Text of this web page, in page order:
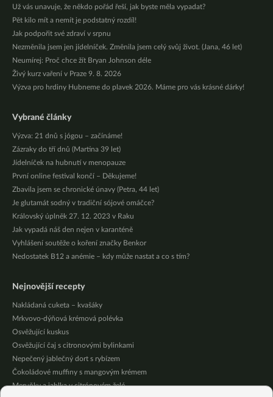
Už vás unavuje, že někdo pořád řeší, jak byste měla vypadat?
Pět kilo mít a nemít je podstatný rozdíl!
Jak podpořit své zdraví v srpnu
Nezměnila jsem jen jídelníček. Změnila jsem celý svůj život. (Jana, 46 let)
Neumírej: Proč chce žít Bryan Johnson déle
Živý kurz vaření v Praze 9. 8. 2026
Výzva pro hrdiny Hubneme do plavek 2026. Máme pro vás krásné dárky!
Vybrané články
Výzva: 21 dnů s jógou – začínáme!
Zázraky do tří dnů (Martina 39 let)
Jídelníček na hubnutí v menopauze
První online festival končí – Děkujeme!
Zbavila jsem se chronické únavy (Petra, 44 let)
Je glutamát sodný v tradiční sójové omáčce?
Královský úplněk 27. 12. 2023 v Raku
Jak vypadá náš den nejen v karanténě
Vyhlášení soutěže o koření značky Benkor
Nedostatek B12 a anémie – kdy může nastat a co s tím?
Nejnovější recepty
Nakládaná cuketa – kvašáky
Mrkvovo-dýňová krémová polévka
Osvěžující kuskus
Osvěžující čaj s citronovými bylinkami
Nepečený jablečný dort s rybízem
Čokoládové muffiny s mangovým krémem
Meruňky a jablka v citrónovém želé